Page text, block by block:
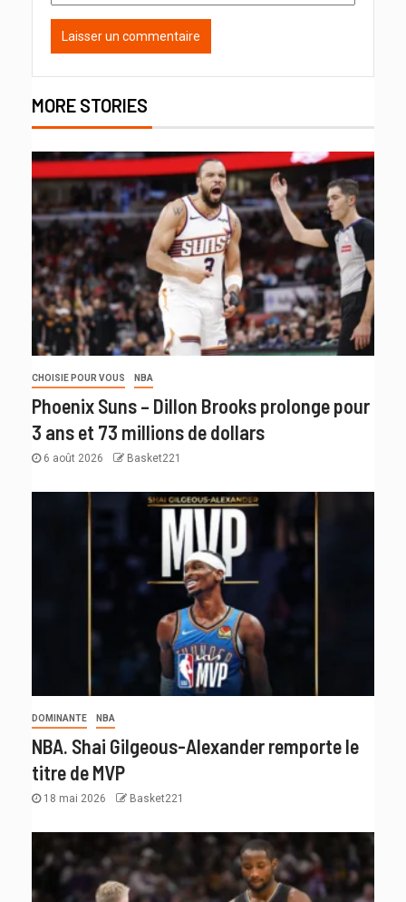
MORE STORIES
CHOISIE POUR VOUS NBA
Phoenix Suns – Dillon Brooks prolonge pour
3 ans et 73 millions de dollars
6 août 2026 Basket221
DOMINANTE NBA
NBA. Shai Gilgeous-Alexander remporte le
titre de MVP
18 mai 2026 Basket221